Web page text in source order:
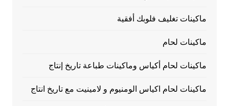
ماكينات تغليف فلوبك أفقية
ماكينات لحام
ماكينات لحام أكياس وماكينات طباعة تاريخ إنتاج
ماكينات لحام اكياس الومنيوم و لامينيت مع تاريخ انتاج